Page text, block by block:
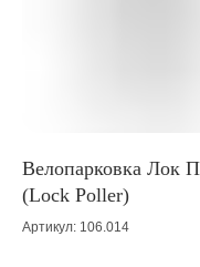
Велопарковка Лок
(Lock Poller)
Артикул: 106.014